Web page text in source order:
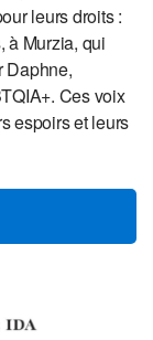
leurs droits :
à Murzia, qui
Daphne,
Ces voix
espoirs et leurs